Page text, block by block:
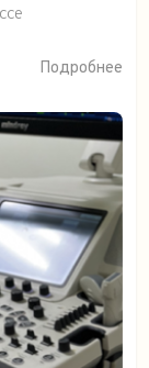
Подробнее